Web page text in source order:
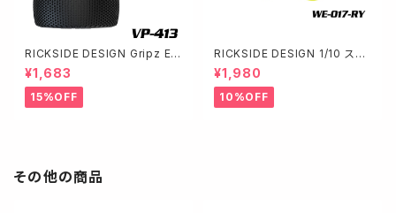
RICKSIDE DESIGN Gripz Ev
o M3 グリップズエボ2/4WD リ
ア (インナーレス仕様) VP-413
-M3
¥1,683
15%OFF
RICKSIDE DESIGN 1/10 スタ
ジアムトラック用ホイル 12㎜He
x Fits for AE （黄）4個入 WE-
017-RY
¥1,980
10%OFF
その他の商品